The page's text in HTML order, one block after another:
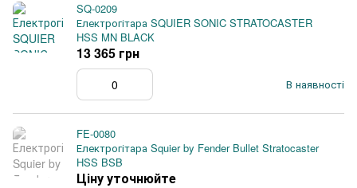
SQ-0209
Електрогітара SQUIER SONIC STRATOCASTER
HSS MN BLACK
В наявності
13 365 грн
FE-0080
Електрогітара Squier by Fender Bullet Stratocaster
HSS BSB
Ціну уточнюйте